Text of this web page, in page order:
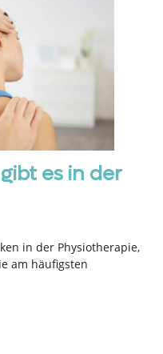
es in der
in der Physiotherapie,
am häufigsten